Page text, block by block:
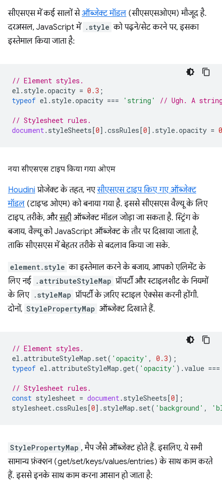
सीएसएस में कई सालों सेऑब्जेक्ट मॉडल (सीएसएसओएम) मौजूद है.
दरअसल, JavaScript में .style को पढ़ने/सेट करने पर, इसका
इस्तेमाल किया जाता है:
// Element styles.
el . style.opacity = 0.3 ;
typeof el . style.opacity === 'string' // Ugh. A
// Stylesheet rules.
document. styleSheets[0].cssRules[0]. style.opacity =
नया सीएसएस टाइप किया गया ओएम
Houdini प्रोजेक्ट के तहत, नएसीएसएस टाइप किए गए ऑब्जेक्ट
मॉडल (टाइप्ड ओएम) को बनाया गया है. इससे सीएसएस वैल्यू के लिए
टाइप, तरीके, औरसहीऑब्जेक्ट मॉडल जोड़ा जा सकता है. स्ट्रिंग के
बजाय, वैल्यू को JavaScript ऑब्जेक्ट के तौर पर दिखाया जाता है,
ताकि सीएसएस में बेहतर तरीके से बदलाव किया जा सके.
element.style का इस्तेमाल करने के बजाय, आपको एलिमेंट के
लिए नई .attributeStyleMap प्रॉपर्टी और स्टाइलशीट के नियमों
के लिए .styleMap प्रॉपर्टी के ज़रिए स्टाइल ऐक्सेस करनी होंगी.
दोनों, StylePropertyMap ऑब्जेक्ट दिखाते हैं.
// Element styles.
el .attributeStyleMap . set( 'opacity' , 0.3);
typeof el .attributeStyleMap .get( 'opacity' ).value ===
// Stylesheet rules.
const stylesheet = document. styleSheets[0];
stylesheet.cssRules[0]. styleMap . set( 'background' ,
StylePropertyMap , मैप जैसे ऑब्जेक्ट होते हैं. इसलिए, ये सभी
सामान्य फ़ंक्शन (get/set/keys/values/entries) के साथ काम करते
हैं. इससे इनके साथ काम करना आसान हो जाता है: